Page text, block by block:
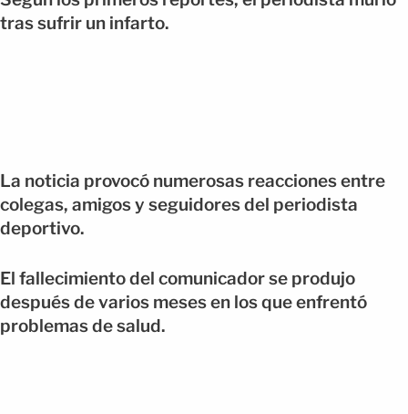
tras sufrir un infarto.
La noticia provocó numerosas reacciones entre
colegas, amigos y seguidores del periodista
deportivo.
El fallecimiento del comunicador se produjo
después de varios meses en los que enfrentó
problemas de salud.